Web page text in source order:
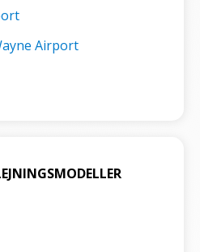
Airport